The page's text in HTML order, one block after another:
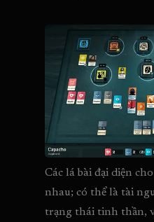
Các lá bài đại diện
nhau; có thể là tài
trạng thái tinh thần,